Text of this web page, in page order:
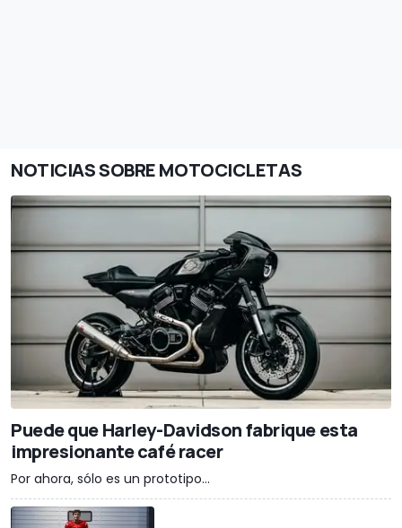
NOTICIAS SOBRE MOTOCICLETAS
Puede que Harley-Davidson fabrique esta
impresionante café racer
Por ahora, sólo es un prototipo...